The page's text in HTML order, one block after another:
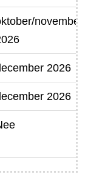
november
2026
2026